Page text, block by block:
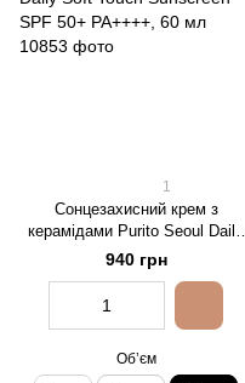
1
Сонцезахисний крем з
керамідами Purito Seoul Daily
Soft Touch Sunscreen SPF 50+
PA++++, 60 мл
940 грн
Обʼєм